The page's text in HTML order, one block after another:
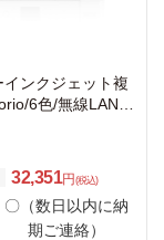
インクジェット複
6色/無線LAN・
32,351円 (税込)
〇（数日以内に納
期ご連絡）